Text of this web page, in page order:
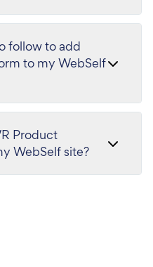
follow to add
Product
Form on my WebSelf site?